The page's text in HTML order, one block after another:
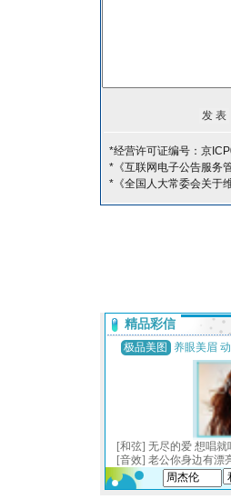
*经营许可证编号：京
*《互联网电子公告服务
*《全国人大常委会关于